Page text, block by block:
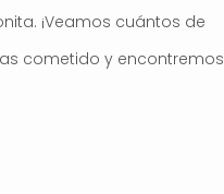
¡Veamos cuántos de
cometido y encontremos